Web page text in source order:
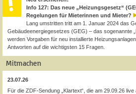
Info 127: Das neue „Heizungsgesetz“
Regelungen für Mieterinnen und Mieter?
Lang umstritten tritt am 1. Januar 2024 das
Gebäudeenergiegesetzes (GEG) – das sogenannte
werden Vorgaben für neu installierte
Antworten auf die wichtigsten 15 Fragen.
Mitmachen
23.07.26
Für die ZDF-Sendung „Klartext“, die am 29.09.26